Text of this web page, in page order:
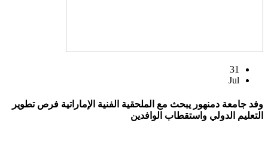
31
Jul
وفد جامعة دمنهور يبحث مع الملحقية الفنية الإماراتية فرص تطوير
التعليم الدولي واستقطاب الوافدين